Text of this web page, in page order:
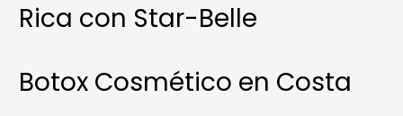
Rica con Star-Belle
Botox Cosmético en Costa